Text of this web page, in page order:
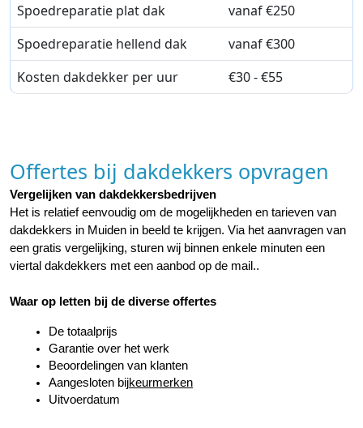
Spoedreparatie plat dak
vanaf €250
Spoedreparatie hellend dak
vanaf €300
Kosten dakdekker per uur
€30 - €55
Offertes bij dakdekkers opvragen
Vergelijken van dakdekkersbedrijven
Het is relatief eenvoudig om de mogelijkheden en tarieven van
dakdekkers in Muiden in beeld te krijgen. Via het aanvragen van
een gratis vergelijking, sturen wij binnen enkele minuten een
viertal dakdekkers met een aanbod op de mail..
Waar op letten bij de diverse offertes
De totaalprijs
Garantie over het werk
Beoordelingen van klanten
Aangesloten bijkeurmerken
Uitvoerdatum